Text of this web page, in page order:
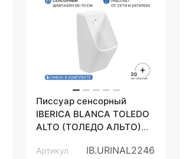
Писсуар сенсорный
IBERICA BLANCA TOLEDO
ALTO (ТОЛЕДО АЛЬТО)
(IB.URINAL2246)
Артикул IB.URINAL2246